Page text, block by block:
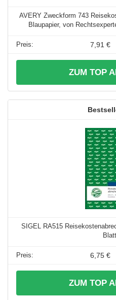
AVERY Zweckform 743
Blaupapier, von
7,91 €
ZUM TOP
SIGEL RA515
6,75 €
ZUM TOP